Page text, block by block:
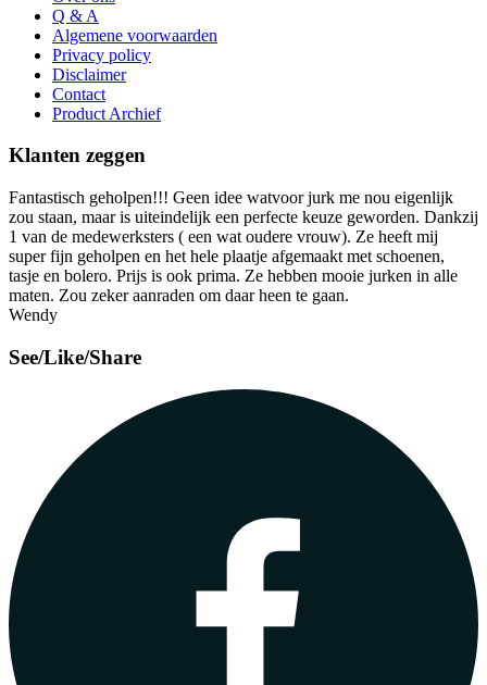
Q & A
Algemene voorwaarden
Privacy policy
Disclaimer
Contact
Product Archief
Klanten zeggen
Fantastisch geholpen!!! Geen idee watvoor jurk me nou eigenlijk
zou staan, maar is uiteindelijk een perfecte keuze geworden. Dankzij
1 van de medewerksters ( een wat oudere vrouw). Ze heeft mij
super fijn geholpen en het hele plaatje afgemaakt met schoenen,
tasje en bolero. Prijs is ook prima. Ze hebben mooie jurken in alle
maten. Zou zeker aanraden om daar heen te gaan.
Wendy
See/Like/Share